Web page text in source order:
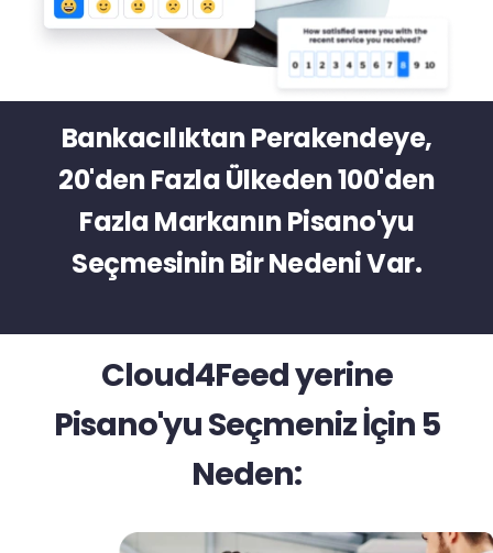
Bankacılıktan Perakendeye,
20'den Fazla Ülkeden 100'den
Fazla Markanın Pisano'yu
Seçmesinin Bir Nedeni Var.
Cloud4Feed yerine
Pisano'yu Seçmeniz İçin 5
Neden: